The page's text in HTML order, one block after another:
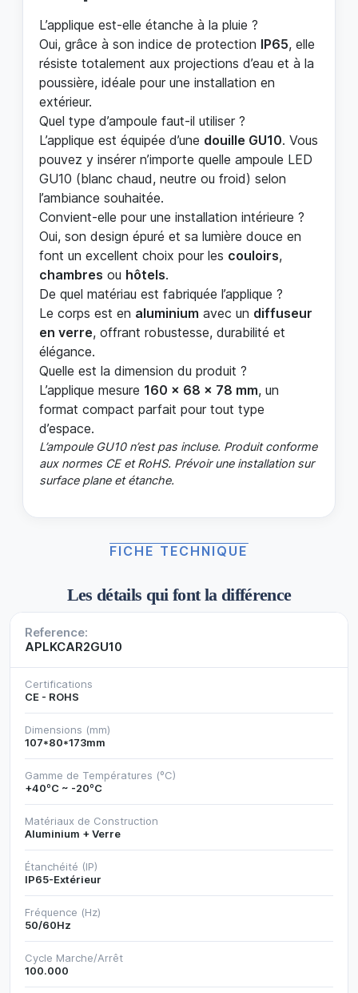
L’applique est-elle étanche à la pluie ?
Oui, grâce à son indice de protection IP65, elle
résiste totalement aux projections d’eau et à la
poussière, idéale pour une installation en
extérieur.
Quel type d’ampoule faut-il utiliser ?
L’applique est équipée d’une douille GU10. Vous
pouvez y insérer n’importe quelle ampoule LED
GU10 (blanc chaud, neutre ou froid) selon
l’ambiance souhaitée.
Convient-elle pour une installation intérieure ?
Oui, son design épuré et sa lumière douce en
font un excellent choix pour les couloirs,
chambres ou hôtels.
De quel matériau est fabriquée l’applique ?
Le corps est en aluminium avec un diffuseur
en verre, offrant robustesse, durabilité et
élégance.
Quelle est la dimension du produit ?
L’applique mesure 160 × 68 × 78 mm, un
format compact parfait pour tout type
d’espace.
L’ampoule GU10 n’est pas incluse. Produit conforme
aux normes CE et RoHS. Prévoir une installation sur
surface plane et étanche.
FICHE TECHNIQUE
Les détails qui font la différence
Reference:
APLKCAR2GU10
Certifications
CE - ROHS
Dimensions (mm)
107*80*173mm
Gamme de Températures (ºC)
+40ºC ~ -20ºC
Matériaux de Construction
Aluminium + Verre
Étanchéité (IP)
IP65-Extérieur
Fréquence (Hz)
50/60Hz
Cycle Marche/Arrêt
100.000